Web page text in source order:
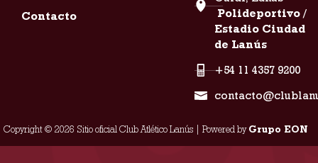
Contacto
Polideportivo /
Estadio Ciudad
de Lanús
+54 11 4357 9200
Copyright © 2026 Sitio oficial Club Atlético Lanús | Powered byGrupo EON